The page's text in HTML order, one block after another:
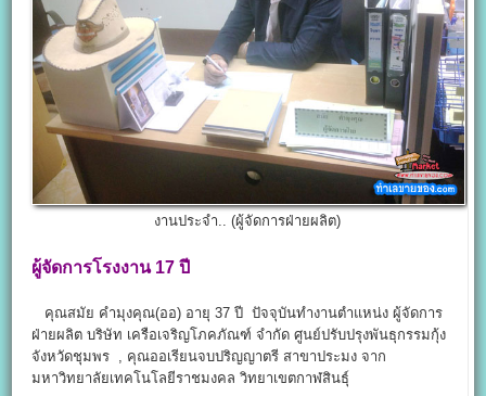
งานประจำ.. (ผู้จัดการฝ่ายผลิต)
ผู้จัดการโรงงาน 17ปี
คุณสมัย คำมุงคุณ(ออ) อายุ 37 ปี ปัจจุบันทำงานตำแหน่ง ผู้จัดการ
ฝ่ายผลิต บริษัท เครือเจริญโภคภัณฑ์ จำกัด ศูนย์ปรับปรุงพันธุกรรมกุ้ง
จังหวัดชุมพร , คุณออเรียนจบปริญญาตรี สาขาประมง จาก
มหาวิทยาลัยเทคโนโลยีราชมงคล วิทยาเขตกาฬสินธุ์